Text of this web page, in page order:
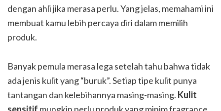
dengan ahli jika merasa perlu. Yang jelas, memahami ini
membuat kamu lebih percaya diri dalam memilih
produk.
Banyak pemula merasa lega setelah tahu bahwa tidak
ada jenis kulit yang “buruk”. Setiap tipe kulit punya
tantangan dan kelebihannya masing-masing. Kulit